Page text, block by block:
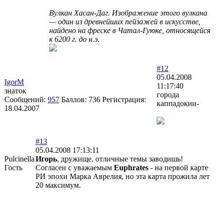
Вулкан Хасан-Даг. Изображение этого вулкана
— один из древнейших пейзажей в искусстве,
найдено на фреске в Чатал-Гуюке, относящейся
к 6200 г. до н.э.
IgorM
знаток
Сообщений: 957 Баллов: 736 Регистрация:
18.04.2007
#12
05.04.2008
11:17:40
города
каппадокии-
Pulcinella
Гость
#13
05.04.2008 17:13:11
Игорь, дружище, отличные темы заводишь!
Согласен с уважаемым Euphrates - на первой карте
РИ эпохи Марка Аврелия, но эта карта прожила лет
20 максимум.